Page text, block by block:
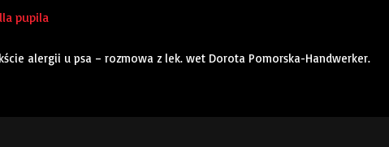
pupila
alergii u psa – rozmowa z lek. wet Dorota Pomorska-Handwerker.